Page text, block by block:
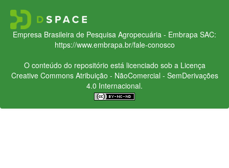
Empresa Brasileira de Pesquisa Agropecuária - Embrapa SAC:
https://www.embrapa.br/fale-conosco
O conteúdo do repositório está licenciado sob a Licença
Creative CommonsAtribuição - NãoComercial - SemDerivações
4.0 Internacional.